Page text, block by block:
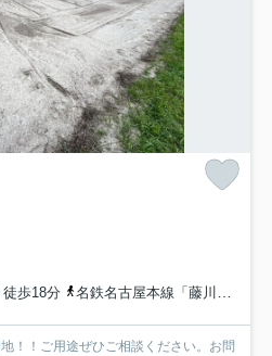
歩18分
名鉄名古屋本線「藤川」駅 徒歩33分
！！ご用途ぜひご相談ください。お問